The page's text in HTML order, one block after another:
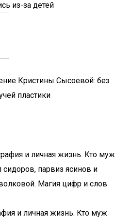
из-за детей
Кристины Сысоевой: без
пластики
и личная жизнь. Кто муж